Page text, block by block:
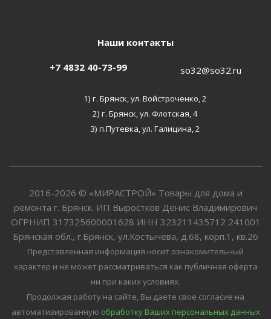
Наши контакты
+7 4832 40-73-99 so32@so32.ru
1) г. Брянск, ул. Войстроченко, 2
2) г. Брянск, ул. Флотская, 4
3) п.Путевка, ул. Галицина, 2
2016-2026 © «МИРАСТРОЙ» Товары для дома и
ремонта г. Брянск. ИП Выростков Денис Владимирович
ОГРНИП 317325600001628 ИНН 323211435712 241001
Брянская обл., г.Брянск, ул.Костычева, д.68, корп.1, кв.26
Представленная информация носит ознакомительный
характер и не может рассматриваться как публичная оферта
ни при каких условиях.
Продолжая работу на сайте, Вы даете свое согласие на
автоматизированную обработку Ваших персональных данных